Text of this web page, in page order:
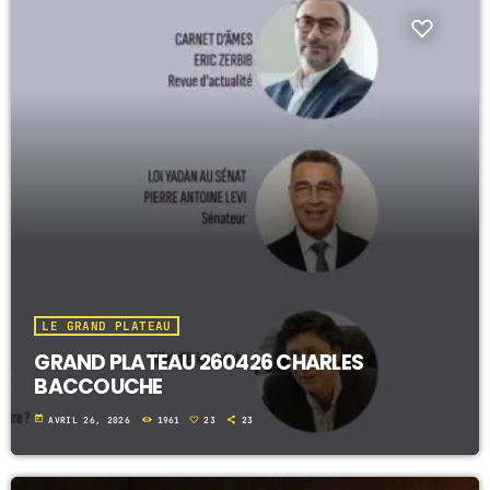
LE GRAND PLATEAU
GRAND PLATEAU 260426 CHARLES
BACCOUCHE
today AVRIL 26, 2026 1961 23 23